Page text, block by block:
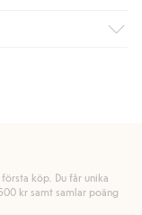
frakt till butik
som medlem.
betalningssätt.
köp. Du får unika
kr samt samlar poäng